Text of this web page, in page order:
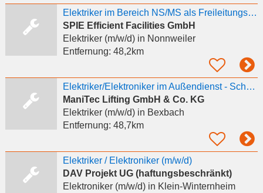
Elektriker im Bereich NS/MS als Freileitungsmonteur / Kabelmonteur / Monteur m/w/d
SPIE Efficient Facilities GmbH
Elektriker (m/w/d)in Nonnweiler
Entfernung: 48,2km
Elektriker/Elektroniker im Außendienst - Schwerpunkt Instandhaltung und Prüftechnik
ManiTec Lifting GmbH & Co. KG
Elektriker (m/w/d)in Bexbach
Entfernung: 48,7km
Elektriker / Elektroniker (m/w/d)
DAV Projekt UG (haftungsbeschränkt)
Elektroniker (m/w/d)in Klein-Winternheim